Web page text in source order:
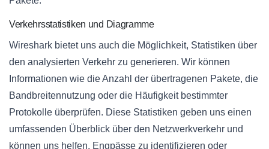
Verkehrsstatistiken und Diagramme
Wireshark bietet uns auch die Möglichkeit, Statistiken über
den analysierten Verkehr zu generieren. Wir können
Informationen wie die Anzahl der übertragenen Pakete, die
Bandbreitennutzung oder die Häufigkeit bestimmter
Protokolle überprüfen. Diese Statistiken geben uns einen
umfassenden Überblick über den Netzwerkverkehr und
können uns helfen, Engpässe zu identifizieren oder